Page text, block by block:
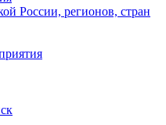
России, регионов, стран